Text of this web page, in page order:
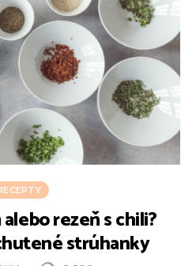
rezeň s chili?
strúhanky